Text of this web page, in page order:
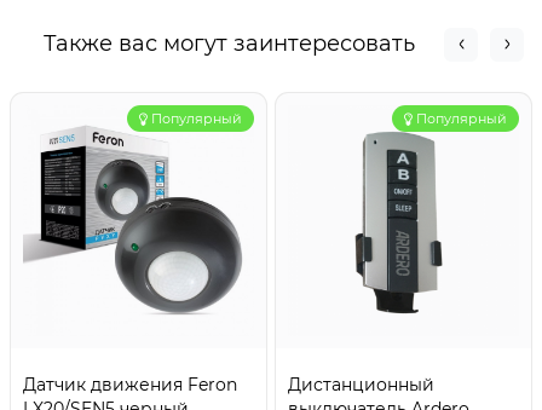
Также вас могут заинтересовать
Популярный
Датчик движения Feron
Популярный
Дистанционный